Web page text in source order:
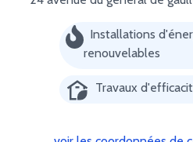
Installations
renouvelables
Travaux